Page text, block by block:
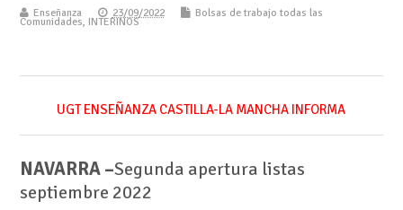
Enseñanza 23/09/2022 Bolsas de trabajo todas las
Comunidades, INTERINOS
UGT ENSEÑANZA CASTILLA-LA MANCHA INFORMA
NAVARRA –Segunda apertura listas
septiembre 2022